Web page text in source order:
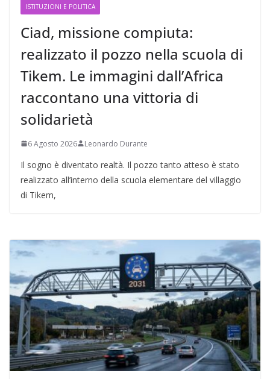
ISTITUZIONI E POLITICA
Ciad, missione compiuta:
realizzato il pozzo nella scuola di
Tikem. Le immagini dall’Africa
raccontano una vittoria di
solidarietà
6 Agosto 2026 Leonardo Durante
Il sogno è diventato realtà. Il pozzo tanto atteso è stato
realizzato all’interno della scuola elementare del villaggio
di Tikem,